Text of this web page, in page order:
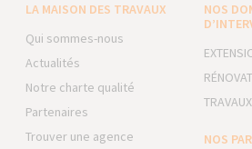
LA MAISON DES TRAVAUX
Qui sommes-nous
Actualités
Notre charte qualité
Partenaires
Trouver une agence
NOS
NOS